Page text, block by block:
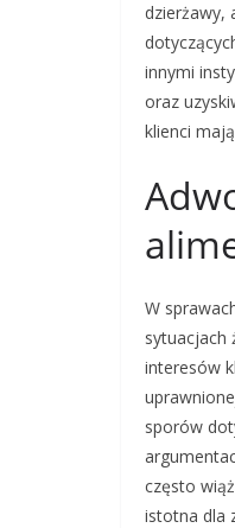
dzierżawy,
innymi
oraz
klienci
W
sytuacjach
interesów
sporów
często
istotna dla